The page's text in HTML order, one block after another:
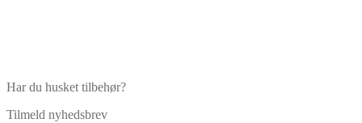
Har du husket tilbehør?
Tilmeld nyhedsbrev